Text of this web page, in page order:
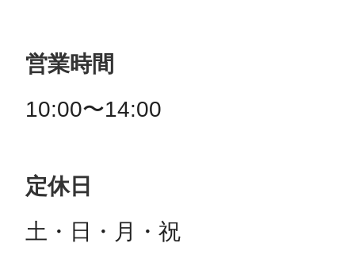
営業時間
10:00〜14:00
定休日
土・日・月・祝